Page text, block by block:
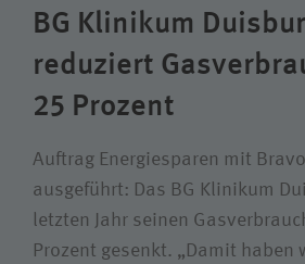
BG Klinikum
reduziert
25 Prozent
Auftrag Energiesparen mit
ausgeführt: Das BG Klinikum
letzten Jahr seinen
Prozent gesenkt. „Damit haben